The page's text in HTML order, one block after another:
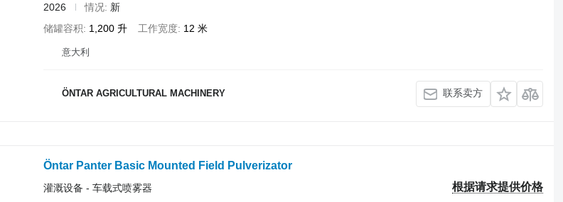
2026
情况 新
储罐容积
1,200 升 工作宽度 12 米
意大利
ÖNTAR AGRICULTURAL MACHINERY 联系卖方
Öntar Panter Basic Mounted Field Pulverizator
根据请求提供价格
灌溉设备 - 车载式喷雾器